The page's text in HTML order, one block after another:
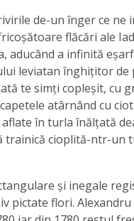
de-un înger ce ne
flăcări ale
aducând a infinită
leviatan înghiţitor de
te simţi copleşit, cu
atârnând cu
în turla înălţată
trainică cioplită-ntr-un
şi inegale
pictate flori.